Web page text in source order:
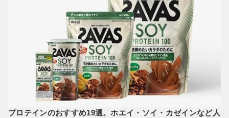
プロテインのおすすめ19選。ホエイ・ソイ・カゼインなど人